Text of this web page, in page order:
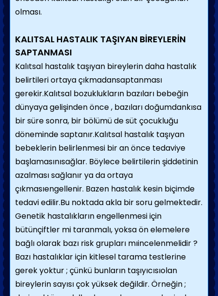
olması.
KALITSAL HASTALIK TAŞIYAN BİREYLERİN
SAPTANMASI
Kalıtsal hastalık taşıyan bireylerin daha hastalık
belirtileri ortaya çıkmadansaptanması
gerekir.Kalıtsal bozuklukların bazıları bebeğin
dünyaya gelişinden önce , bazıları doğumdankısa
bir süre sonra, bir bölümü de süt çocukluğu
döneminde saptanır.Kalıtsal hastalık taşıyan
bebeklerin belirlenmesi bir an önce tedaviye
başlamasınısağlar. Böylece belirtilerin şiddetinin
azalması sağlanır ya da ortaya
çıkmasıengellenir. Bazen hastalık kesin biçimde
tedavi edilir.Bu noktada akla bir soru gelmektedir.
Genetik hastalıkların engellenmesi için
bütünçiftler mi taranmalı, yoksa ön elemelere
bağlı olarak bazı risk grupları mıincelenmelidir ?
Bazı hastalıklar için kitlesel tarama testlerine
gerek yoktur ; çünkü bunların taşıyıcısıolan
bireylerin sayısı çok yüksek değildir. Örneğin ;